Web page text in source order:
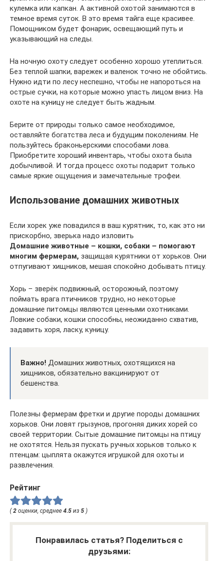
кулемка или капкан. А активной охотой занимаются в
темное время суток. В это время тайга еще красивее.
Помощником будет фонарик, освещающий путь и
указывающий на следы.
На ночную охоту следует особенно хорошо утеплиться.
Без теплой шапки, варежек и валенок точно не обойтись.
Нужно идти по лесу неспешно, чтобы не напороться на
острые сучки, на которые можно упасть лицом вниз. На
охоте на куницу не следует быть жадным.
Берите от природы только самое необходимое,
оставляйте богатства леса и будущим поколениям. Не
пользуйтесь браконьерскими способами лова.
Приобретите хороший инвентарь, чтобы охота была
добычливой. И тогда процесс охоты подарит только
самые яркие ощущения и замечательные трофеи.
Использование домашних животных
Если хорек уже повадился в ваш курятник, то, как это ни
прискорбно, зверька надо изловить
Домашние животные – кошки, собаки – помогают
многим фермерам, защищая курятники от хорьков. Они
отпугивают хищников, мешая спокойно добывать птицу.
Хорь – зверёк подвижный, осторожный, поэтому
поймать врага птичников трудно, но некоторые
домашние питомцы являются ценными охотниками.
Ловкие собаки, кошки способны, неожиданно схватив,
задавить хоря, ласку, куницу.
Важно! Домашних животных, охотящихся на
хищников, обязательно вакцинируют от
бешенства.
Полезны фермерам фретки и другие породы домашних
хорьков. Они ловят грызунов, прогоняя диких хорей со
своей территории. Сытые домашние питомцы на птицу
не охотятся. Нельзя пускать ручных хорьков только к
птенцам: цыплята окажутся игрушкой для охоты и
развлечения.
Рейтинг
(2 оценки, среднее 4.5 из 5 )
Понравилась статья? Поделиться с
друзьями: